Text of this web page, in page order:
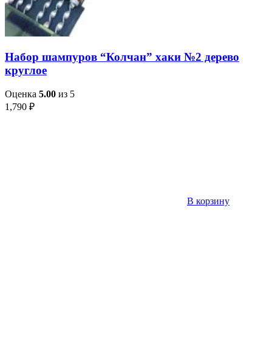
Набор шампуров “Колчан” хаки №2 дерево
круглое
Оценка 5.00 из 5
1,790 ₽
В корзину